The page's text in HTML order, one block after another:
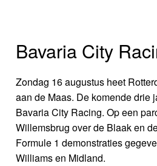
Bavaria City
Zondag 16 augustus heet
aan de Maas. De komende drie
Bavaria City Racing. Op een
Willemsbrug over de Blaak en
Formule 1 demonstraties
Williams en Midland.